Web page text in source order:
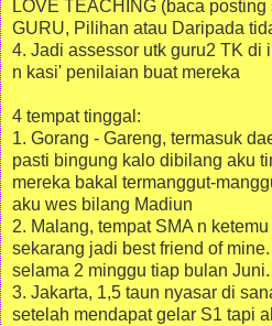
LOVE TEACHING (baca
GURU, Pilihan atau Daripada
4. Jadi assessor utk guru2 TK di
n kasi' penilaian buat mereka
4 tempat tinggal:
1. Gorang - Gareng, termasuk
pasti bingung kalo dibilang aku
mereka bakal termanggut-
aku wes bilang Madiun
2. Malang, tempat SMA n
sekarang jadi best friend of
selama 2 minggu tiap bulan Juni.
3. Jakarta, 1,5 taun nyasar di
setelah mendapat gelar S1 tapi